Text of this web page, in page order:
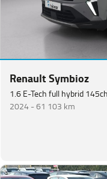
Renault Symbioz
1.6 E-Tech full hybrid
2024 -61 103 km